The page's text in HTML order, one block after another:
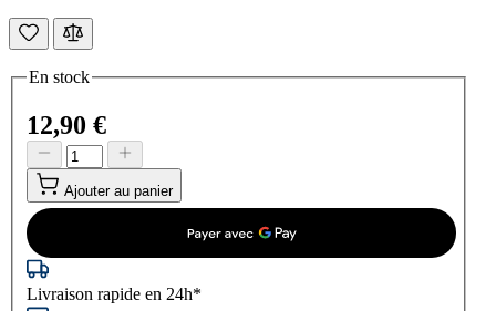
En stock
12,90 €
Ajouter au panier
Livraison rapide en 24h*